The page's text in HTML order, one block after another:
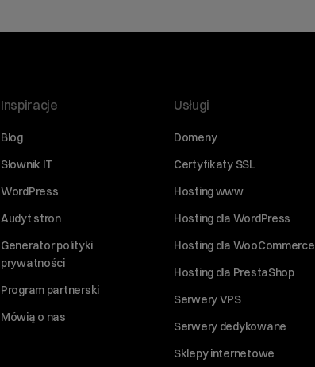
Inspiracje
Blog
Słownik IT
WordPress
Audyt stron
Generator polityki
prywatności
Program partnerski
Mówią o nas
Usługi
Domeny
Certyfikaty SSL
Hosting www
Hosting dla WordPress
Hosting dla WooCommerce
Hosting dla PrestaShop
Serwery VPS
Serwery dedykowane
Sklepy internetowe